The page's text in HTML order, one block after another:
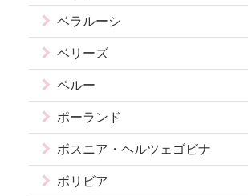
ベラルーシ
ベリーズ
ペルー
ポーランド
ボスニア・ヘルツェゴビナ
ボリビア